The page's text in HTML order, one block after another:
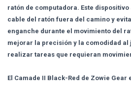
ratón de computadora. Este
cable del ratón fuera del camino y
enganche durante el movimiento del
mejorar la precisión y la comodidad al
realizar tareas que requieran
El Camade II Black-Red de Zowie Gear